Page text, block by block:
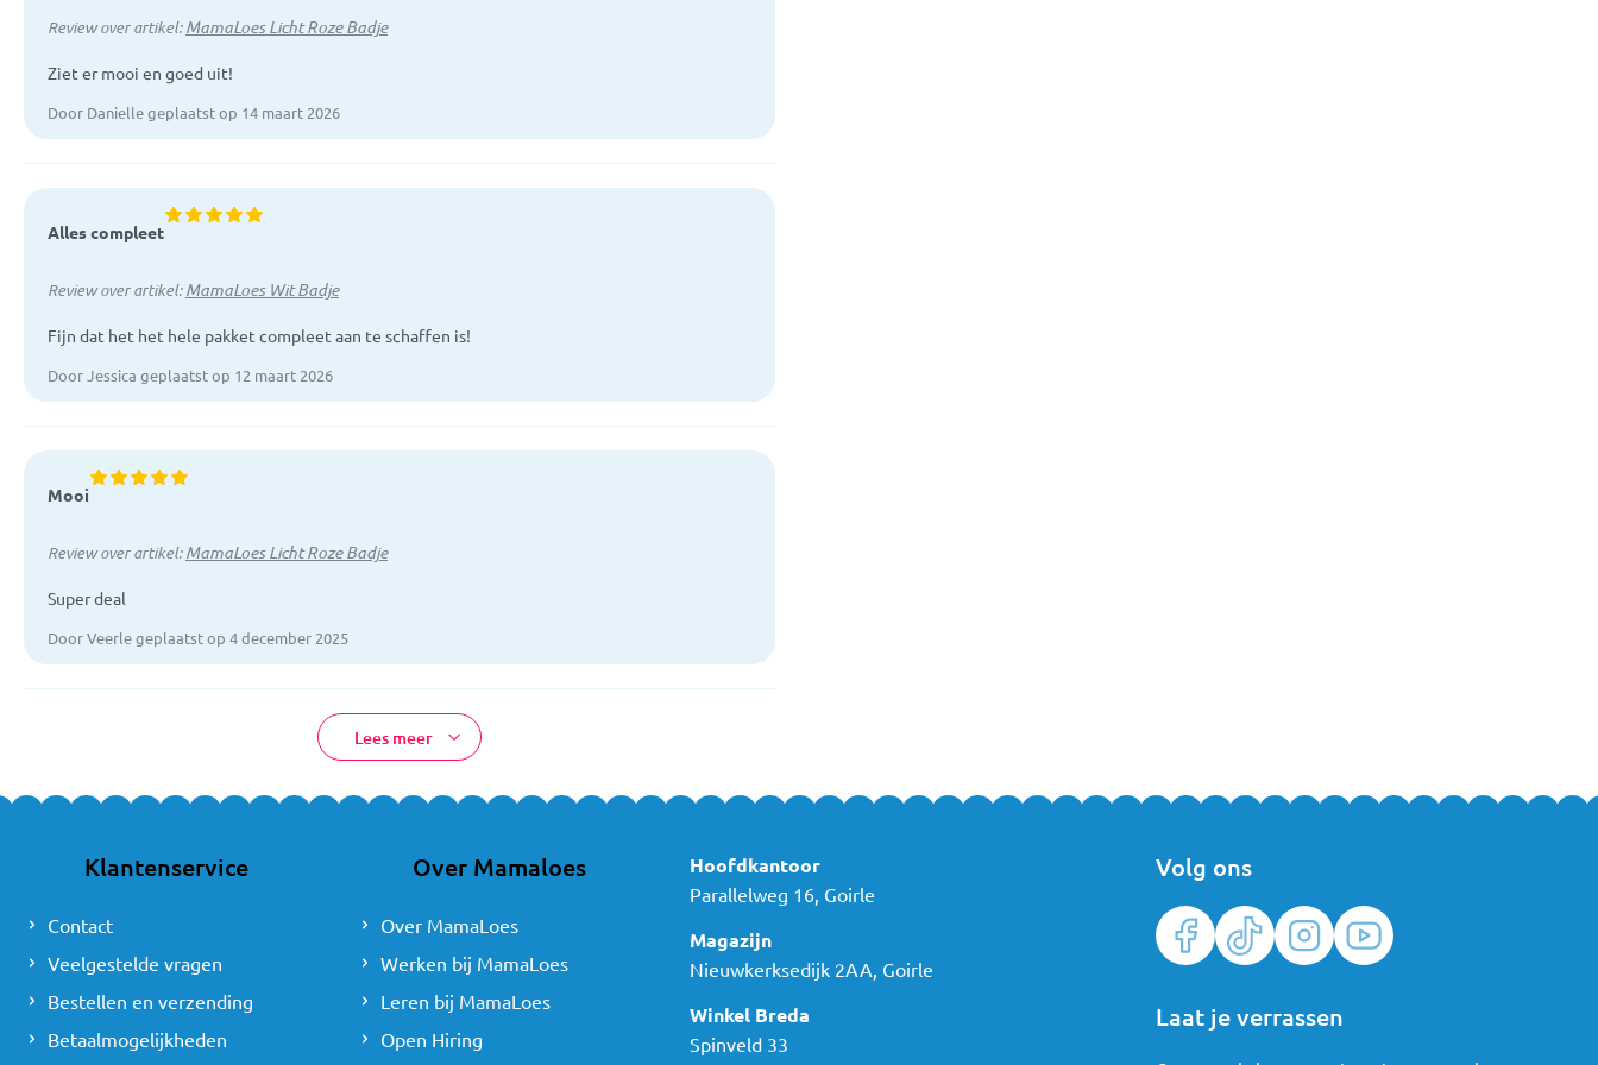
Review over artikel:MamaLoes Licht Roze Badje
Ziet er mooi en goed uit!
Door Danielle geplaatst op 14 maart 2026
Alles compleet
Review over artikel:MamaLoes Wit Badje
Fijn dat het het hele pakket compleet aan te schaffen is!
Door Jessica geplaatst op 12 maart 2026
Mooi
Review over artikel:MamaLoes Licht Roze Badje
Super deal
Door Veerle geplaatst op 4 december 2025
Lees meer
Klantenservice
Contact
Veelgestelde vragen
Bestellen en verzending
Betaalmogelijkheden
Over Mamaloes
Over MamaLoes
Werken bij MamaLoes
Leren bij MamaLoes
Open Hiring
Hoofdkantoor
Parallelweg 16, Goirle
Magazijn
Nieuwkerksedijk 2AA, Goirle
Winkel Breda
Spinveld 33
Volg ons
Laat je verrassen